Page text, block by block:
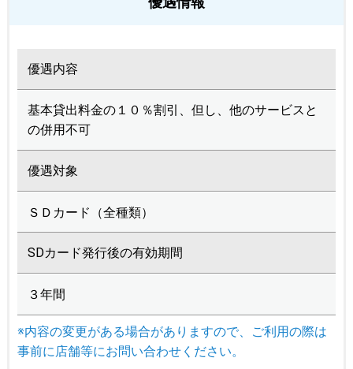
優遇内容
基本貸出料金の１０％割引、但し、他のサービスと
の併用不可
優遇対象
ＳＤカード（全種類）
SDカード発行後の有効期間
３年間
※内容の変更がある場合がありますので、ご利用の際は
事前に店舗等にお問い合わせください。